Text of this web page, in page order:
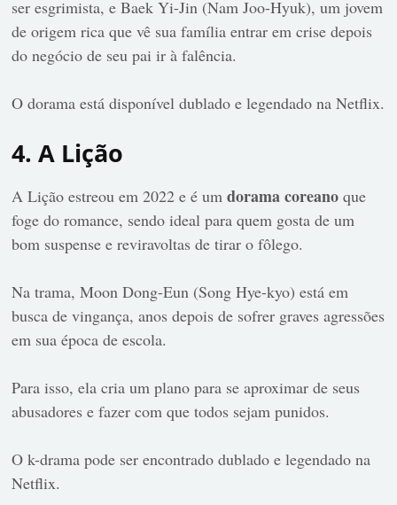
ser esgrimista, e Baek Yi-Jin (Nam Joo-Hyuk), um jovem
de origem rica que vê sua família entrar em crise depois
do negócio de seu pai ir à falência.
O dorama está disponível dublado e legendado na Netflix.
4. A Lição
A Lição estreou em 2022 e é umdorama coreano que
foge do romance, sendo ideal para quem gosta de um
bom suspense e reviravoltas de tirar o fôlego.
Na trama, Moon Dong-Eun (Song Hye-kyo) está em
busca de vingança, anos depois de sofrer graves agressões
em sua época de escola.
Para isso, ela cria um plano para se aproximar de seus
abusadores e fazer com que todos sejam punidos.
O k-drama pode ser encontrado dublado e legendado na
Netflix.